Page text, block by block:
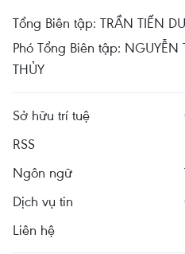
Tổng Biên tập: TRẦN TIẾN
Phó Tổng Biên tập:
THỦY
Sở hữu trí tuệ
RSS
Ngôn ngữ
Dịch vụ tin
Liên hệ